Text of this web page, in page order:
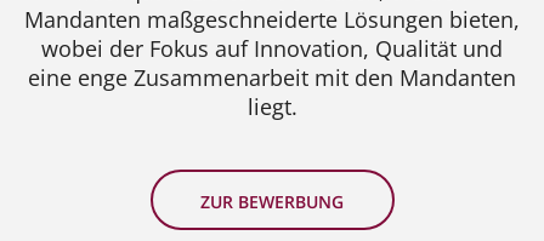
Mandanten maßgeschneiderte Lösungen bieten,
wobei der Fokus auf Innovation, Qualität und
eine enge Zusammenarbeit mit den Mandanten
liegt.
ZUR BEWERBUNG